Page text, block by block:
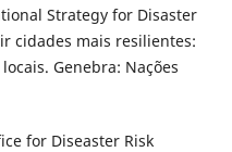
Strategy for Disaster
cidades mais resilientes:
Genebra: Nações
for Diseaster Risk